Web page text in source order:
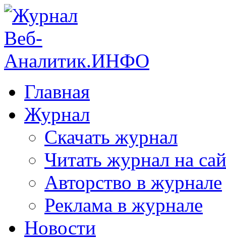
Главная
Журнал
Скачать журнал
Читать журнал на
Авторство в журнале
Реклама в журнале
Новости